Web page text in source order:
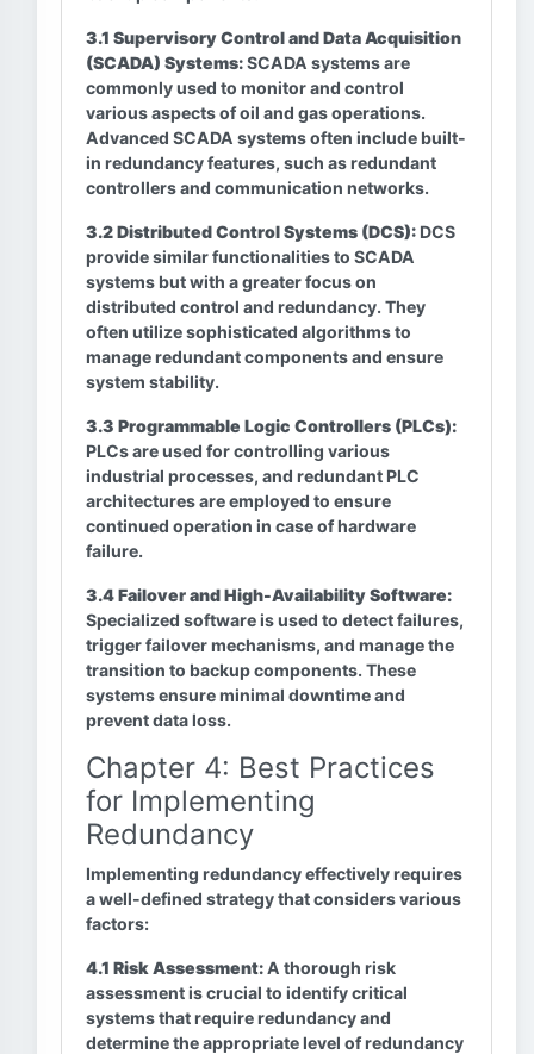
3.1 Supervisory Control and Data Acquisition
(SCADA) Systems:SCADA systems are
commonly used to monitor and control
various aspects of oil and gas operations.
Advanced SCADA systems often include built-
in redundancy features, such as redundant
controllers and communication networks.
3.2 Distributed Control Systems (DCS): DCS
provide similar functionalities to SCADA
systems but with a greater focus on
distributed control and redundancy. They
often utilize sophisticated algorithms to
manage redundant components and ensure
system stability.
3.3 Programmable Logic Controllers (PLCs):
PLCs are used for controlling various
industrial processes, and redundant PLC
architectures are employed to ensure
continued operation in case of hardware
failure.
3.4 Failover and High-Availability Software:
Specialized software is used to detect failures,
trigger failover mechanisms, and manage the
transition to backup components. These
systems ensure minimal downtime and
prevent data loss.
Chapter 4: Best Practices
for Implementing
Redundancy
Implementing redundancy effectively requires
a well-defined strategy that considers various
factors:
4.1 Risk Assessment:A thorough risk
assessment is crucial to identify critical
systems that require redundancy and
determine the appropriate level of redundancy